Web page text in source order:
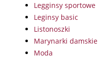
Legginsy sportowe
Leginsy basic
Listonoszki
Marynarki damskie
Moda